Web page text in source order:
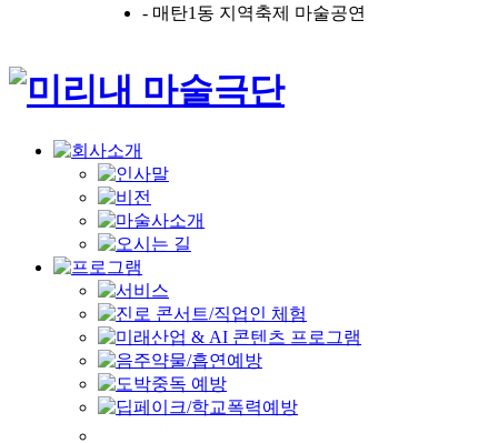
- 매탄1동 지역축제 마술공연